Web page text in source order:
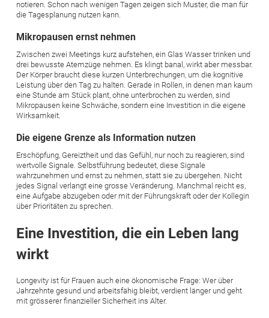
notieren. Schon nach wenigen Tagen zeigen sich Muster, die man für
die Tagesplanung nutzen kann.
Mikropausen ernst nehmen
Zwischen zwei Meetings kurz aufstehen, ein Glas Wasser trinken und
drei bewusste Atemzüge nehmen. Es klingt banal, wirkt aber messbar.
Der Körper braucht diese kurzen Unterbrechungen, um die kognitive
Leistung über den Tag zu halten. Gerade in Rollen, in denen man kaum
eine Stunde am Stück plant, ohne unterbrochen zu werden, sind
Mikropausen keine Schwäche, sondern eine Investition in die eigene
Wirksamkeit.
Die eigene Grenze als Information nutzen
Erschöpfung, Gereiztheit und das Gefühl, nur noch zu reagieren, sind
wertvolle Signale. Selbstführung bedeutet, diese Signale
wahrzunehmen und ernst zu nehmen, statt sie zu übergehen. Nicht
jedes Signal verlangt eine grosse Veränderung. Manchmal reicht es,
eine Aufgabe abzugeben oder mit der Führungskraft oder der Kollegin
über Prioritäten zu sprechen.
Eine Investition, die ein Leben lang
wirkt
Longevity ist für Frauen auch eine ökonomische Frage: Wer über
Jahrzehnte gesund und arbeitsfähig bleibt, verdient länger und geht
mit grösserer finanzieller Sicherheit ins Alter.